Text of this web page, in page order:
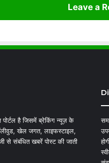
Leave a
है जिसमें ब्रेकिंग न्यूज़ के
खेल जगत, लाइफस्टाइल,
से संबंधित खबरें पोस्ट की जाती